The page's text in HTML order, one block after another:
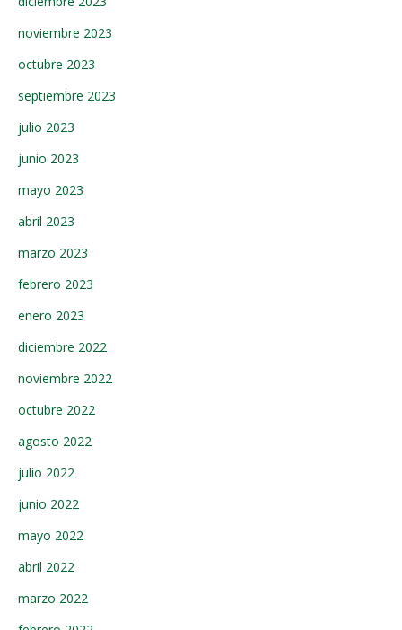
noviembre 2023
octubre 2023
septiembre 2023
julio 2023
junio 2023
mayo 2023
abril 2023
marzo 2023
febrero 2023
enero 2023
diciembre 2022
noviembre 2022
octubre 2022
agosto 2022
julio 2022
junio 2022
mayo 2022
abril 2022
marzo 2022